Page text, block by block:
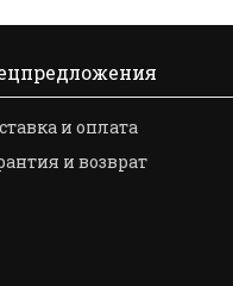
и оплата
и возврат